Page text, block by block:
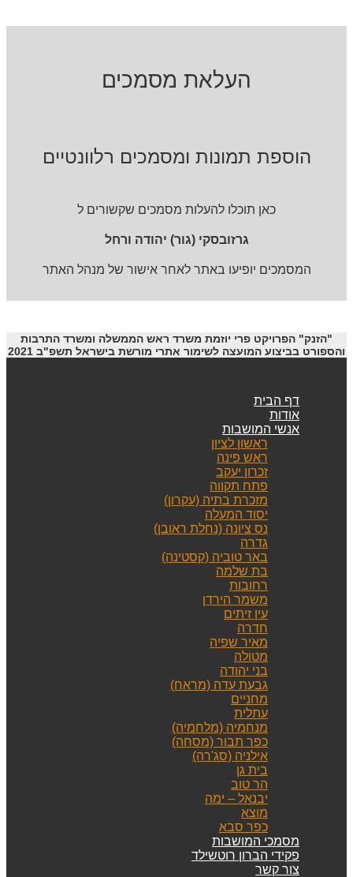
העלאת מסמכים
הוספת תמונות ומסמכים רלוונטיים
כאן תוכלו להעלות מסמכים שקשורים ל
גרזובסקי (גור) יהודה ורחל
המסמכים יופיעו באתר לאחר אישור של מנהל האתר
"הזנק" הפרויקט פרי יוזמת משרד ראש הממשלה ומשרד התרבות
והספורט בביצוע המועצה לשימור אתרי מורשת בישראל תשפ"ב 2021
דף הבית
אודות
אנשי המושבות
ראשון לציון
ראש פינה
זכרון יעקב
פתח תקווה
מזכרת בתיה (עקרון)
יסוד המעלה
נס ציונה (נחלת ראובן)
גדרה
באר טוביה (קסטינה)
בת שלמה
רחובות
משמר הירדן
עין זיתים
חדרה
מאיר שפיה
מטולה
בני יהודה
גבעת עדה (מראח)
מחניים
עתלית
מנחמיה (מלחמיה)
כפר תבור (מסחה)
אילניה (סג'רה)
בית גן
הר טוב
יבנאל – ימה
מוצא
כפר סבא
מסמכי המושבות
פקידי הברון רוטשילד
צור קשר